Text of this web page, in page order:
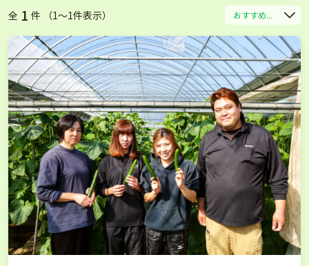
全 1 件 （1〜1件表示） おすすめ...